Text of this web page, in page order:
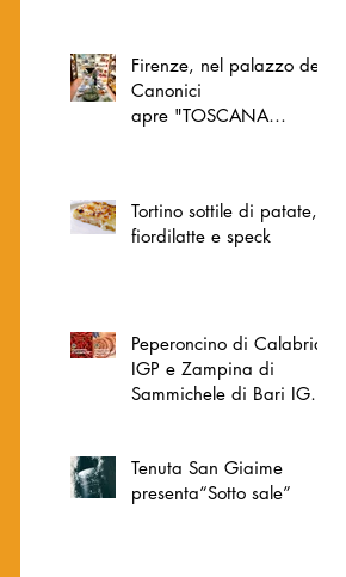
Firenze, nel palazzo dei
Canonici
apre "TOSCANA
Tortino sottile di patate,
fiordilatte e speck
Peperoncino di Calabria
IGP e Zampina di
Sammichele di Bari IGP
Tenuta San Giaime
presenta“Sotto sale”